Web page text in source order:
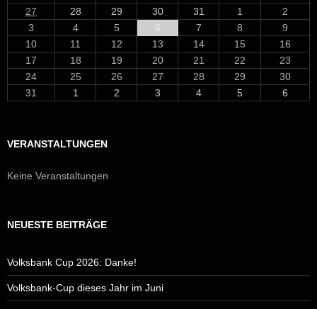
27
28 29 30 31 1
2
3
4 5 6 7 8
9
10
11 12 13 14 15
16
17
18 19 20 21 22
23
24
25 26 27 28 29
30
31
1 2 3 4 5 6
VERANSTALTUNGEN
Keine Veranstaltungen
NEUESTE BEITRÄGE
Volksbank Cup 2026: Danke!
Volksbank-Cup dieses Jahr im Juni